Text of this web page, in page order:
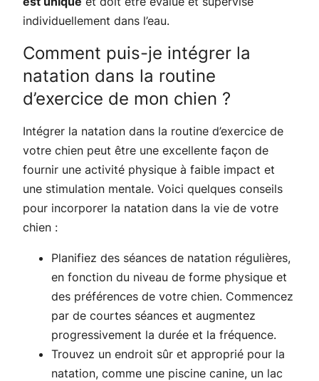
individuellement dans l’eau.
Comment puis-je intégrer la
natation dans la routine
d’exercice de mon chien ?
Intégrer la natation dans la routine d’exercice de
votre chien peut être une excellente façon de
fournir une activité physique à faible impact et
une stimulation mentale. Voici quelques conseils
pour incorporer la natation dans la vie de votre
chien :
Planifiez des séances de natation régulières,
en fonction du niveau de forme physique et
des préférences de votre chien. Commencez
par de courtes séances et augmentez
progressivement la durée et la fréquence.
Trouvez un endroit sûr et approprié pour la
natation, comme une piscine canine, un lac